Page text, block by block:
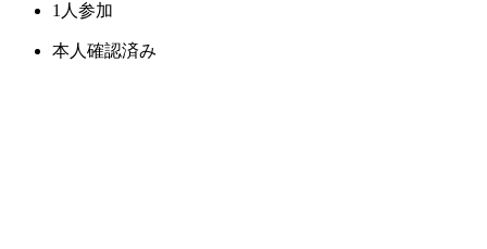
1人参加
本人確認済み